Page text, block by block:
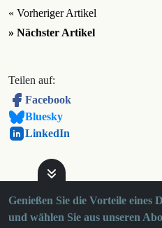
« Vorheriger Artikel
» Nächster Artikel
Teilen auf:
Facebook
Bluesky
LinkedIn
Genießen Sie die Vorteile eines
und wählen Sie aus unseren